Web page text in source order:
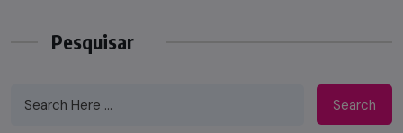
Pesquisar
Search